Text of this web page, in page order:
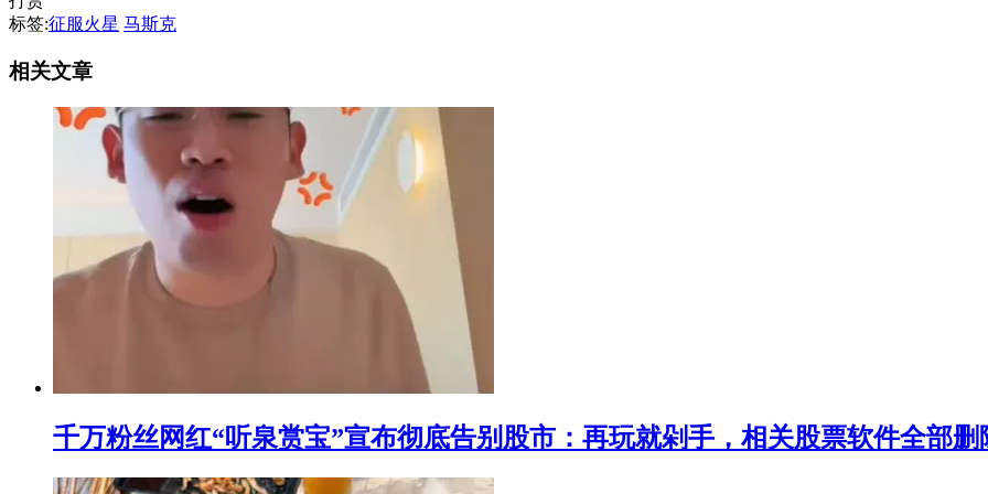
标签:征服火星 马斯克
相关文章
千万粉丝网红“听泉赏宝”宣布彻底告别股市：再玩就剁手，相关股票软件全部删